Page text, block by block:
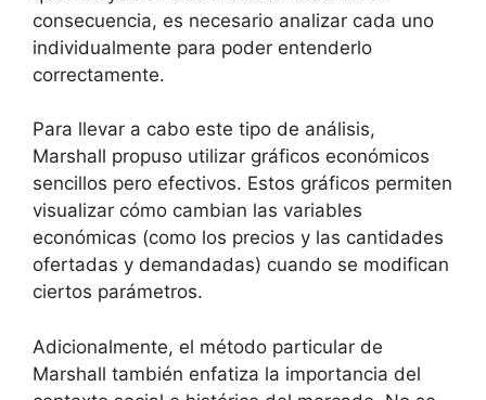
consecuencia, es necesario analizar cada uno
individualmente para poder entenderlo
correctamente.
Para llevar a cabo este tipo de análisis,
Marshall propuso utilizar gráficos económicos
sencillos pero efectivos. Estos gráficos permiten
visualizar cómo cambian las variables
económicas (como los precios y las cantidades
ofertadas y demandadas) cuando se modifican
ciertos parámetros.
Adicionalmente, el método particular de
Marshall también enfatiza la importancia del